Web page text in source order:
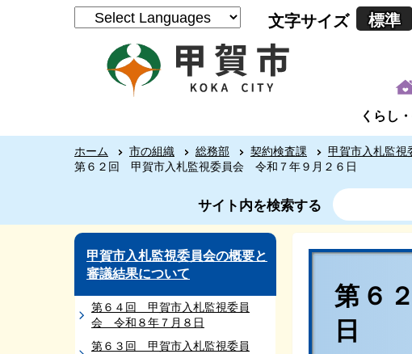
文字サイズ 標準
くらし
ホーム 市の組織 総務部 契約検査課
甲賀市入札監視
第６２回 甲賀市入札監視委員会 令和７年９月２６日
サイト内を検索する
甲賀市入札監視委員会の概要と
審議結果について
第６４回 甲賀市入札監視委員
会 令和８年７月８日
第６３回 甲賀市入札監視委員
第６
日